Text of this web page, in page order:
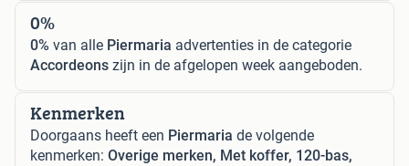
0%
0% van alle Piermaria advertenties in de categorie
Accordeons zijn in de afgelopen week aangeboden.
Kenmerken
Doorgaans heeft een Piermaria de volgende
kenmerken: Overige merken, Met koffer, 120-bas,